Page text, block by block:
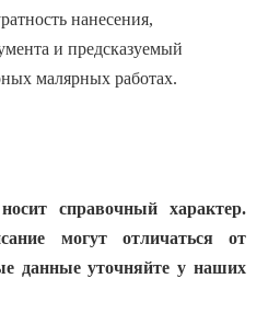
нанесения,
и предсказуемый
малярных работах.
справочный характер.
могут отличаться от
данные уточняйте у наших